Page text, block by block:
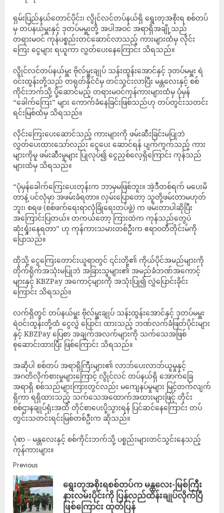
ရှမ်းပြည်နယ်တောင်ပိုင်း၊ လွိုင်လင်တပ်နယ်ရှိ ရွေးတုအစိုးရ စစ်တပ်
မှ တပ်နယ်မှူးနှင့် ဒုတပ်မမှူးတို့ အပါအဝင် အရာရှိအချို့သည်
တရားမဝင် ကုန်ပစ္စည်းတင်ဆောင်လာသည့် ကားများထံမှ လိုင်း
ကြေး ငွေများ ရယူကာ လွှတ်ပေးနေကြောင်း သိရသည်။
လွိုင်လင်တပ်နယ်မှူး ဗိုလ်မှူးချုပ် သန်းထွန်းအောင်နှင့် ဒုတပ်မမှူး ရဲ
ဝင်းထွန်းတို့သည် တရုတ်နိုင်ငံမှ တင်သွင်းလာပြီး မန္တလေးနှင့် စစ်
ကိုင်းဘက်သို့ ပို့ဆောင်မည့် တရားမဝင်ကုန်ကားများထံမှ ပုံမှန်
“ခေါက်ကြေး” များ ကောက်ခံနေခြင်းဖြစ်သည်ဟု တပ်တွင်းသတင်း
ရင်းမြစ်ထံမှ သိရသည်။
လိုင်းကြေးပေးဆောင်သည့် ကားများကို ဖမ်းဆီးခြင်းမပြုဘဲ
လွှတ်ပေးထားသော်လည်း ငွေပေး ဆောင်ရန် ပျက်ကွက်သည့် ကား
များကိုမူ ဖမ်းဆီးမှုများ ပြုလုပ်၍ ငွေညှစ်လေ့ရှိကြောင်း ကုန်သည်
များထံမှ သိရသည်။
“ပုံမှန်ခေါက်ကြေးပေးတုန်းက ဘာမှမဖြစ်ဘူး။ အဲ့ဒီတစ်ရက် မပေးမိ
တာနဲ့ ပင်လုံမှာ အဖမ်းခံရတာ။ လှမ်းပြောတော့ သူတို့ဖမ်းတာမဟုတ်
ဘူး၊ စရဖ (စစ်ဖက်ရေးရာလုံခြုံရေးတပ်ဖွဲ့) က ဖမ်းတာပါဆိုပြီး
အကြောင်းပြတယ်။ တကယ်တော့ ကြားထဲက ကုန်သည်တွေပဲ
ဆုံးရှုံးနေရတာ” ဟု ကုန်ကားသမားတစ်ဦးက ဧရာဝတီတိုင်းမ်ကို
ပြောသည်။
ထိုသို့ ငွေကြေးတောင်းယူရာတွင် ၎င်းတို့၏ ကိုယ်ပိုင်အမည်များကို
တိုက်ရိုက်အသုံးမပြုဘဲ အခြားသူများ၏ အမည်ခံဘဏ်အကောင့်
များနှင့် KBZPay အကောင့်များကို အသုံးပြု၍ လွှဲပြောင်းခိုင်း
ကြောင်း သိရသည်။
လက်ရှိတွင် တပ်နယ်မှူး ဗိုလ်မှူးချုပ် သန်းထွန်းအောင်နှင့် ဒုတပ်မမှူး
ရဲဝင်းထွန်းတို့ထံ ငွေလွှဲ ပြောင်း ထားသည့် ဘဏ်လက်ခံဖြတ်ပိုင်းများ
နှင့် KBZPay ပြေစာ အချက်အလက်များကို သက်သေအဖြစ်
စုဆောင်းထားပြီး ဖြစ်ကြောင်း သိရသည်။
အဆိုပါ စစ်တပ် အရာရှိကြီးများ၏ လာဘ်ပေးလာဘ်ယူမှုနှင့်
အဂတိလိုက်စားမှုများကြောင့် လွိုင်လင် တပ်နယ်ရှိ အောက်ခြေ
အရာရှိ စစ်သည်များကြားတွင်လည်း မကျေနပ်မှုများ မြင့်တက်လျက်
ရှိကာ ရရှိထားသည့် သက်သေအထောက်အထားများဖြင့် တိုင်း
စစ်ဌာနချုပ်ရုံးအထိ တိုင်စာပေးပို့သွားရန် ပြင်ဆင်နေကြောင်း တပ်
တွင်းသတင်းရင်းမြစ်တစ်ဦးက ဆိုသည်။
ပုံစာ – မန္တလေးနှင့် စစ်ကိုင်းဘက်သို့ ပစ္စည်းများတင်သွင်းနေသည့်
ကုန်ကားများ။
Previous
ရွေးတုအစိုးရစစ်တပ်က မန္တလေး-မြစ်ကြီး
နားလမ်းပိုင်းကို ပြန်လည်ထိန်းချုပ်လိုက်ပြီ
ဖြစ်ကြောင်း ထုတ်ပြန်